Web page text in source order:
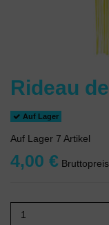
Rideau
Auf Lager
Auf Lager 7 Artikel
4,00 € Bruttopreis